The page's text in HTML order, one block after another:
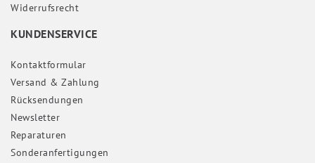
Widerrufs­recht
KUNDENSERVICE
Kontaktformular
Versand & Zahlung
Rücksendungen
Newsletter
Reparaturen
Sonderanfertigungen